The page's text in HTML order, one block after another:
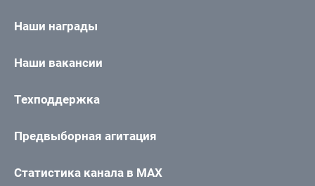
Наши награды
Наши вакансии
Техподдержка
Предвыборная агитация
Статистика канала в MAX